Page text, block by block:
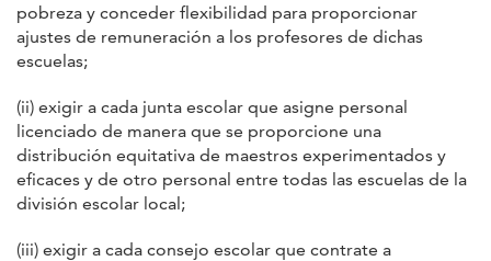
pobreza y conceder flexibilidad para proporcionar
ajustes de remuneración a los profesores de dichas
escuelas;
(ii) exigir a cada junta escolar que asigne personal
licenciado de manera que se proporcione una
distribución equitativa de maestros experimentados y
eficaces y de otro personal entre todas las escuelas de la
división escolar local;
(iii) exigir a cada consejo escolar que contrate a